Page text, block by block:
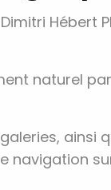
Hébert
naturel
ainsi
navigation